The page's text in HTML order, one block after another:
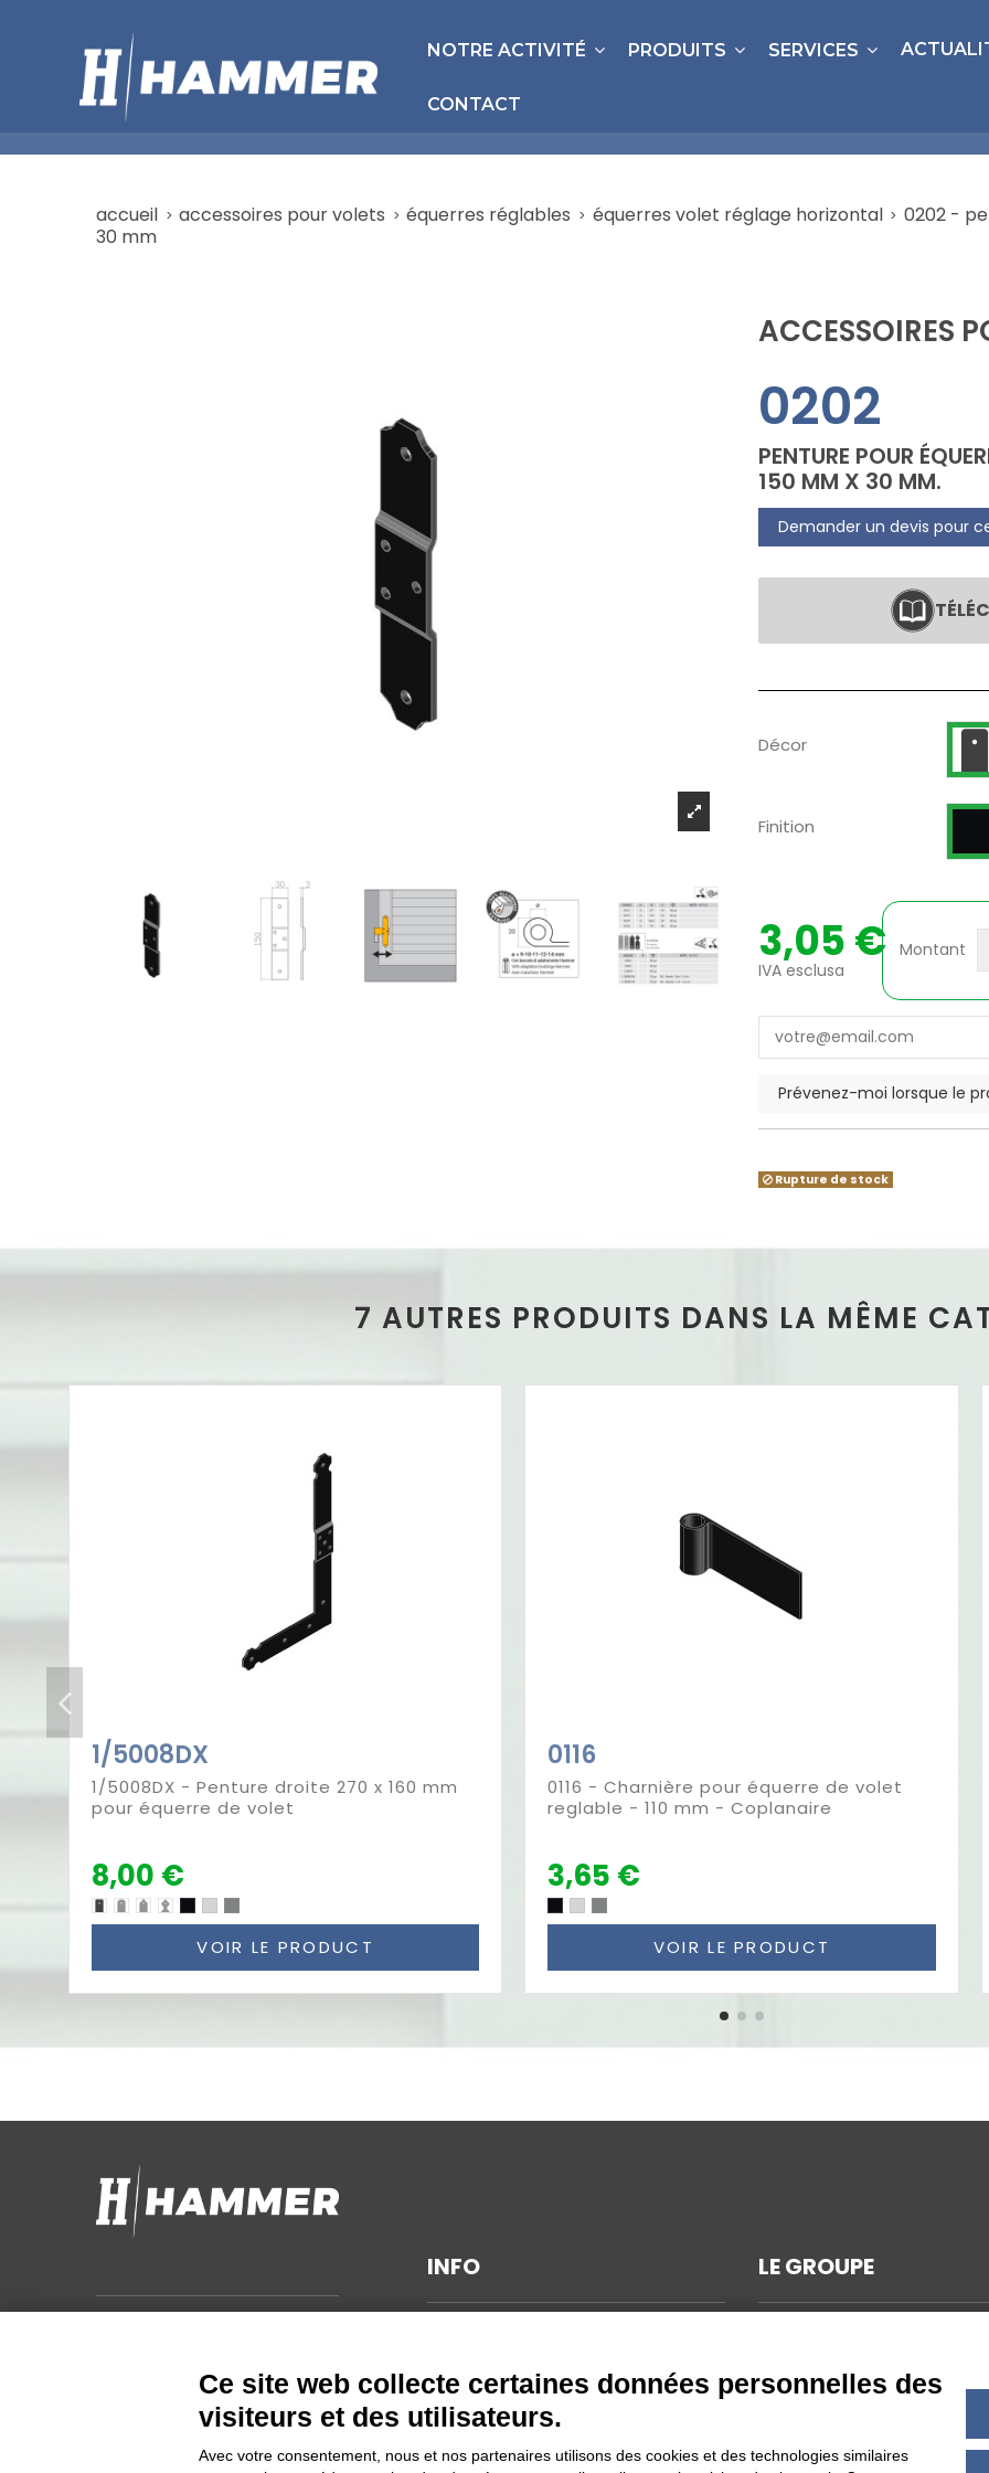
NOTRE ACTIVITÉ PRODUITS SERVICES
CONTACT
accueil accessoires pour volets équerres réglables équerres volet réglage horizontal
0202 -
30 mm
ACCESSOIRES
0202
PENTURE POUR
150 MM X 30 MM.
Demander un devis pour
Décor
Finition
Rupture de stock
3,05 €
IVA esclusa
Montant
7 AUTRES PRODUITS DANS LA MÊME
1/5008DX
1/5008DX - Penture droite 270 x 160 mm
pour équerre de volet
8,00 €
VOIR LE PRODUCT
0116
0116 - Charnière pour équerre de volet
reglable - 110 mm - Coplanaire
3,65 €
VOIR LE PRODUCT
14048 Montegrosso d'Asti (AT)
INFO
DÉVELOPPEMENT DURABLE
INFORMATIONS DE
CONFIDENTIALITÉ
LE GROUPE
Ce site web collecte certaines données personnelles des
visiteurs et des utilisateurs.
Avec votre consentement, nous et nos partenaires utilisons des cookies et des technologies similaires